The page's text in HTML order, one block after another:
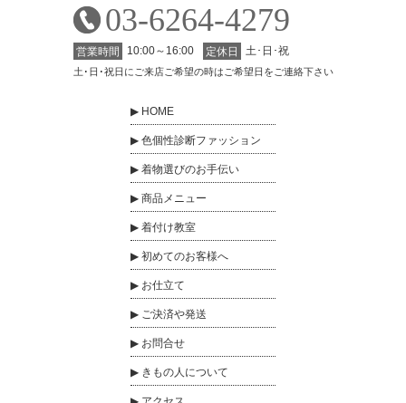
03-6264-4279
営業時間 10:00～16:00 定休日 土･日･祝
土･日･祝日にご来店ご希望の時はご希望日をご連絡下さい
HOME
色個性診断ファッション
着物選びのお手伝い
商品メニュー
着付け教室
初めてのお客様へ
お仕立て
ご決済や発送
お問合せ
きもの人について